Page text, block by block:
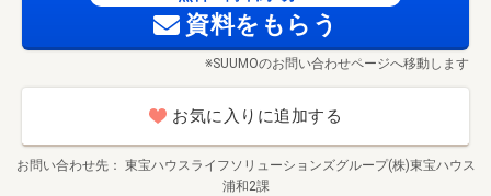
提携住宅ローンを提供します。
あまり知られていない事実ですが、銀行金利と保障内容は
当社は多数の銀行様にて優遇幅の大きい提携金利で申し込
資料をもらう
※SUUMOのお問い合わせページへ移動します
お気に入りに追加する
お問い合わせ先
東宝ハウスライフソリューションズグループ(株)東宝ハウス
浦和2課